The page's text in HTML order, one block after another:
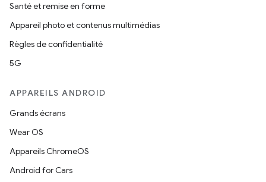
Santé et remise en forme
Appareil photo et contenus multimédias
Règles de confidentialité
5G
APPAREILS ANDROID
Grands écrans
Wear OS
Appareils ChromeOS
Android for Cars